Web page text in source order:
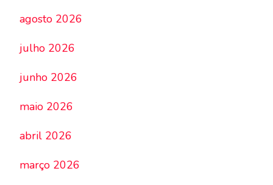
agosto 2026
julho 2026
junho 2026
maio 2026
abril 2026
março 2026